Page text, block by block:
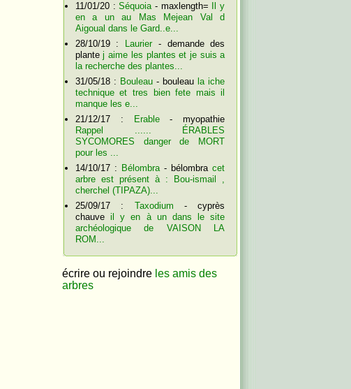
11/01/20 :Séquoia- maxlength=
Il y
en a un au Mas Mejean Val d
Aigoual dans le Gard..e...
28/10/19 :
Laurier- demande des
plantej aime les plantes et je suis a
la recherche des plantes...
31/05/18 : Bouleau- bouleau la iche
technique et tres bien fete mais il
manque les e...
21/12/17 :
Erable- myopathie
Rappel ...... ÉRABLES
SYCOMORES danger de MORT
pour les ...
14/10/17 : Bélombra- bélombracet
arbre est présent à : Bou-ismail ,
cherchel (TIPAZA)...
25/09/17 : Taxodium - cyprès
chauve il y en à un dans le site
archéologique de VAISON LA
ROM...
écrire ou rejoindre les amis des
arbres